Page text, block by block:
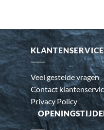
KLANTENSERVICE
Veel gestelde vragen
Contact
Privacy Policy